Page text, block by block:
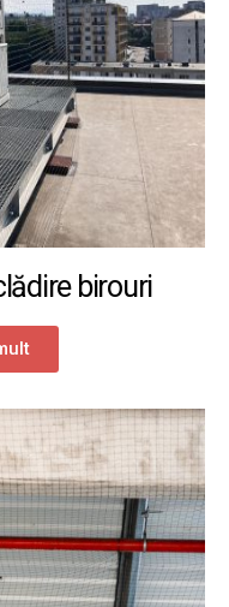
birouri